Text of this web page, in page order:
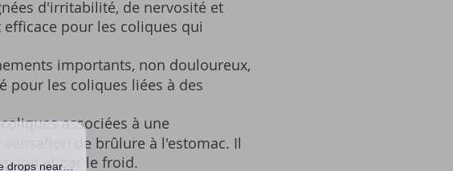
d'irritabilité, de nervosité et
pour les coliques qui
importants, non douloureux,
pour les coliques liées à des
associées à une
de brûlure à l'estomac. Il
et par le froid.